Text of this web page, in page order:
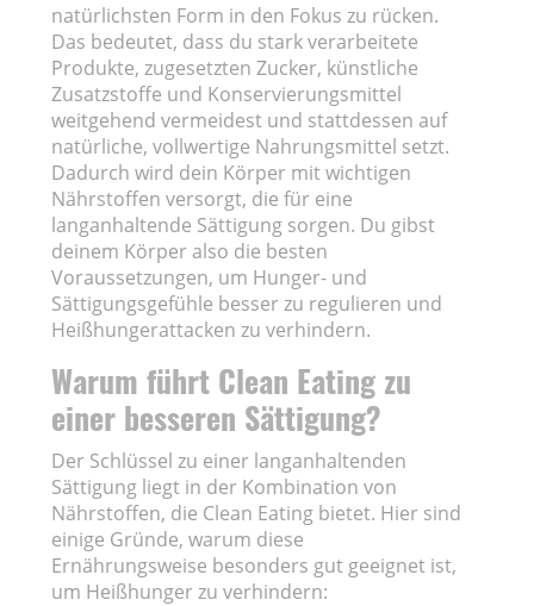
natürlichsten Form in den Fokus zu rücken.
Das bedeutet, dass du stark verarbeitete
Produkte, zugesetzten Zucker, künstliche
Zusatzstoffe und Konservierungsmittel
weitgehend vermeidest und stattdessen auf
natürliche, vollwertige Nahrungsmittel setzt.
Dadurch wird dein Körper mit wichtigen
Nährstoffen versorgt, die für eine
langanhaltende Sättigung sorgen. Du gibst
deinem Körper also die besten
Voraussetzungen, um Hunger- und
Sättigungsgefühle besser zu regulieren und
Heißhungerattacken zu verhindern.
Warum führt Clean Eating zu
einer besseren Sättigung?
Der Schlüssel zu einer langanhaltenden
Sättigung liegt in der Kombination von
Nährstoffen, die Clean Eating bietet. Hier sind
einige Gründe, warum diese
Ernährungsweise besonders gut geeignet ist,
um Heißhunger zu verhindern: